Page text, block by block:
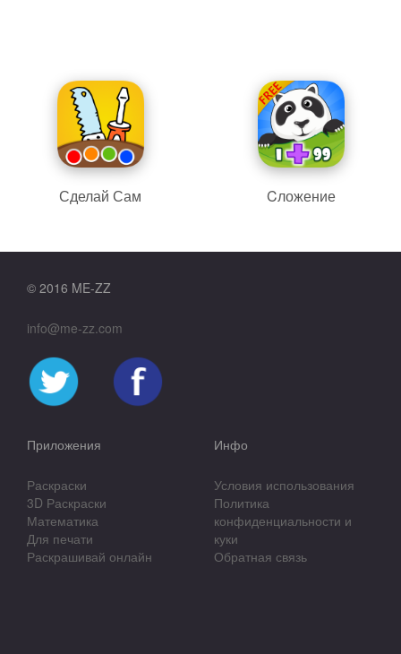
Сделай Сам Cложение
© 2016 ME-ZZ
info@me-zz.com
Приложения
Раскраски
3D Раскраски
Математика
Для печати
Раскрашивай онлайн
Инфо
Условия использования
Политика
конфиденциальности и
куки
Обратная связь